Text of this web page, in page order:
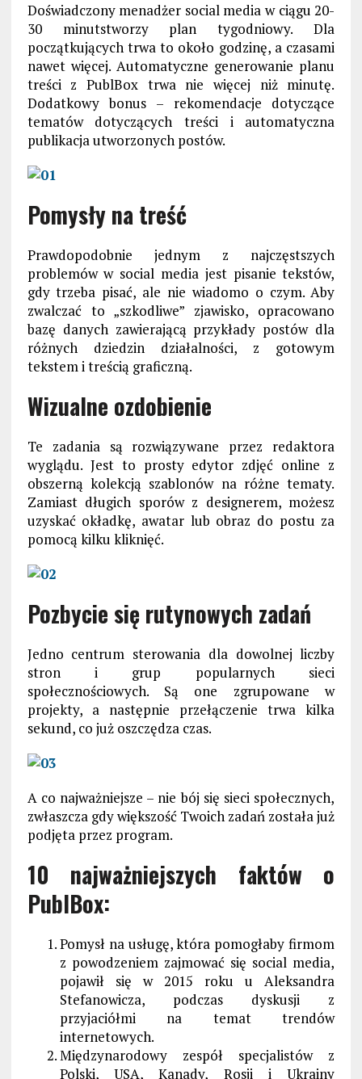
Doświadczony menadżer social media w ciągu 20-
30 minutstworzy plan tygodniowy. Dla
początkujących trwa to około godzinę, a czasami
nawet więcej. Automatyczne generowanie planu
treści z PublBox trwa nie więcej niż minutę.
Dodatkowy bonus – rekomendacje dotyczące
tematów dotyczących treści i automatyczna
publikacja utworzonych postów.
Pomysły na treść
Prawdopodobnie jednym z najczęstszych
problemów w social media jest pisanie tekstów,
gdy trzeba pisać, ale nie wiadomo o czym. Aby
zwalczać to „szkodliwe” zjawisko, opracowano
bazę danych zawierającą przykłady postów dla
różnych dziedzin działalności, z gotowym
tekstem i treścią graficzną.
Wizualne ozdobienie
Te zadania są rozwiązywane przez redaktora
wyglądu. Jest to prosty edytor zdjęć online z
obszerną kolekcją szablonów na różne tematy.
Zamiast długich sporów z designerem, możesz
uzyskać okładkę, awatar lub obraz do postu za
pomocą kilku kliknięć.
Pozbycie się rutynowych zadań
Jedno centrum sterowania dla dowolnej liczby
stron i grup popularnych sieci
społecznościowych. Są one zgrupowane w
projekty, a następnie przełączenie trwa kilka
sekund, co już oszczędza czas.
A co najważniejsze – nie bój się sieci społecznych,
zwłaszcza gdy większość Twoich zadań została już
podjęta przez program.
10 najważniejszych faktów o
PublBox:
Pomysł na usługę, która pomogłaby firmom
z powodzeniem zajmować się social media,
pojawił się w 2015 roku u Aleksandra
Stefanowicza, podczas dyskusji z
przyjaciółmi na temat trendów
internetowych.
Międzynarodowy zespół specjalistów z
Polski, USA, Kanady, Rosji i Ukrainy